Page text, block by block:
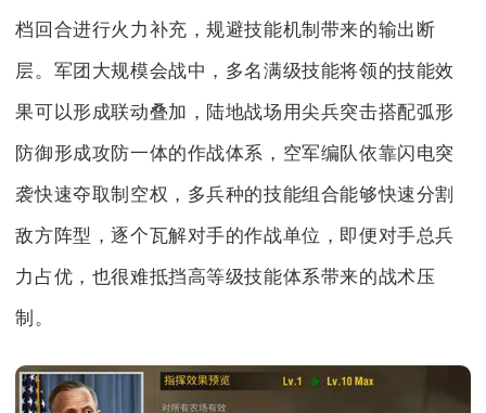
档回合进行火力补充，规避技能机制带来的输出断
层。军团大规模会战中，多名满级技能将领的技能效
果可以形成联动叠加，陆地战场用尖兵突击搭配弧形
防御形成攻防一体的作战体系，空军编队依靠闪电突
袭快速夺取制空权，多兵种的技能组合能够快速分割
敌方阵型，逐个瓦解对手的作战单位，即便对手总兵
力占优，也很难抵挡高等级技能体系带来的战术压
制。